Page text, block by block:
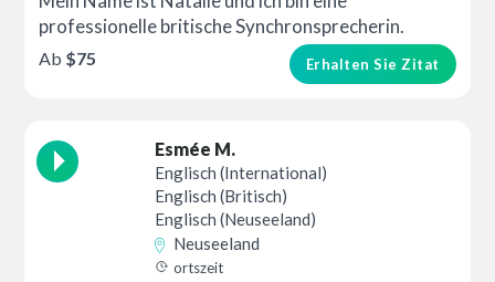
professionelle britische Synchronsprecherin.
Erhalten Sie Zitat
Ab $75
Esmée M.
Englisch (International)
Englisch (Britisch)
Englisch (Neuseeland)
Neuseeland
ortszeit